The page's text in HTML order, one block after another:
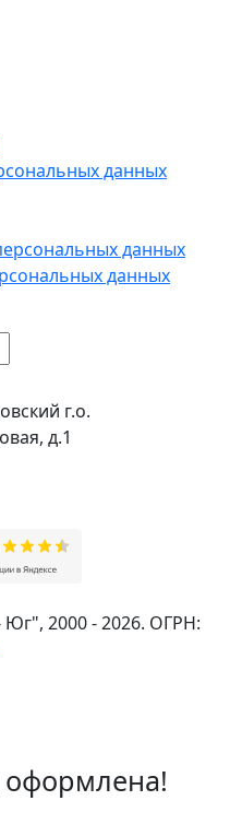
данных
данных
данных
г.о.
д.1
Юг", 2000- 2026. ОГРН:
оформлена!